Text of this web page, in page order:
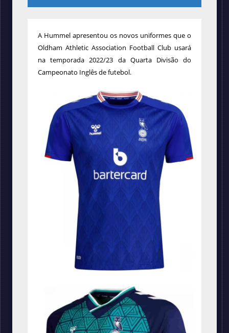
A Hummel apresentou os novos uniformes que o
Oldham Athletic Association Football Club usará
na temporada 2022/23 da Quarta Divisão do
Campeonato Inglês de futebol.